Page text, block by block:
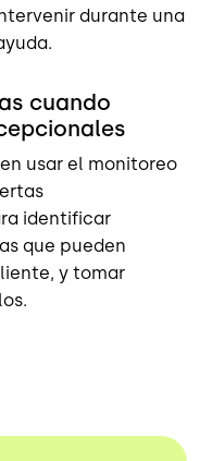
durante una
cuando
usar el monitoreo
identificar
que pueden
y tomar